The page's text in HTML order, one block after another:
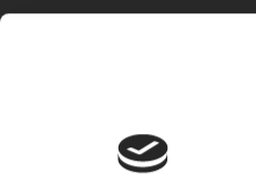
in ihrer